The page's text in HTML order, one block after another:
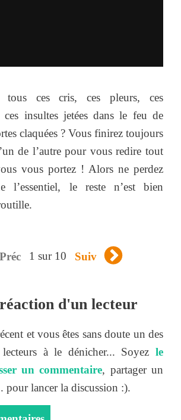
ces cris, ces pleurs, ces
ces insultes jetées dans le feu de
claquées ? Vous finirez toujours
de l’autre pour vous redire tout
vous portez ! Alors ne perdez
l’essentiel, le reste n’est bien
Préc 1 sur 10 Suiv
d'un lecteur
et vous êtes sans doute un des
à le dénicher... Soyez le
un commentaire, partager un
pour lancer la discussion :).